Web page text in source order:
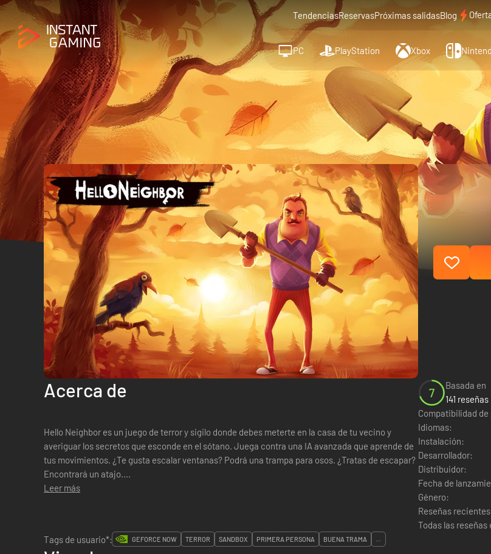
TendenciasReservasPróximas salidasBlog
PC PlayStation Xbox
Acerca de
Hello Neighbor es un juego de terror y sigilo donde debes meterte en la casa de tu vecino y
averiguar los secretos que esconde en el sótano. Juega contra una IA avanzada que aprende de
tus movimientos. ¿Te gusta escalar ventanas? Podrá una trampa para osos. ¿Tratas de escapar?
Encontrará un atajo....
Leer más
7
Basada en
141 reseñas
Compatibilidad de
Idiomas:
Instalación:
Desarrollador:
Distribuidor:
Fecha de
Género:
Reseñas
Todas las reseñas
Tags de usuario*:
GEFORCE NOW TERROR SANDBOX PRIMERA PERSONA BUENA TRAMA ...